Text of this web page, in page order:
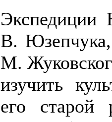
В.
М.
изучить
его